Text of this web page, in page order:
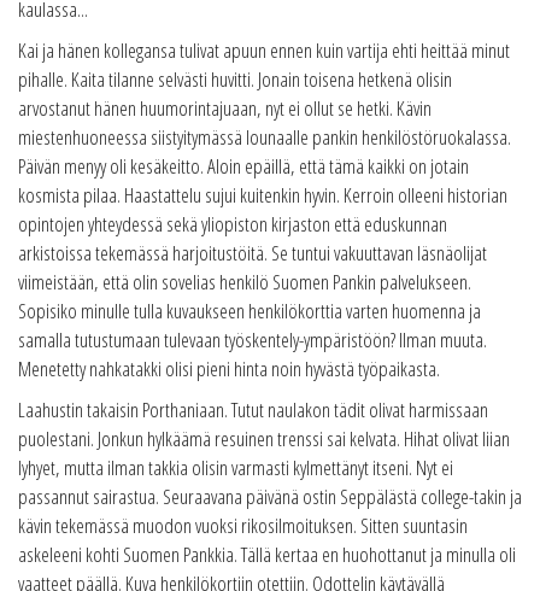
kaulassa...
Kai ja hänen kollegansa tulivat apuun ennen kuin vartija ehti heittää minut
pihalle. Kaita tilanne selvästi huvitti. Jonain toisena hetkenä olisin
arvostanut hänen huumorintajuaan, nyt ei ollut se hetki. Kävin
miestenhuoneessa siistyitymässä lounaalle pankin henkilöstöruokalassa.
Päivän menyy oli kesäkeitto. Aloin epäillä, että tämä kaikki on jotain
kosmista pilaa. Haastattelu sujui kuitenkin hyvin. Kerroin olleeni historian
opintojen yhteydessä sekä yliopiston kirjaston että eduskunnan
arkistoissa tekemässä harjoitustöitä. Se tuntui vakuuttavan läsnäolijat
viimeistään, että olin sovelias henkilö Suomen Pankin palvelukseen.
Sopisiko minulle tulla kuvaukseen henkilökorttia varten huomenna ja
samalla tutustumaan tulevaan työskentely-ympäristöön? Ilman muuta.
Menetetty nahkatakki olisi pieni hinta noin hyvästä työpaikasta.
Laahustin takaisin Porthaniaan. Tutut naulakon tädit olivat harmissaan
puolestani. Jonkun hylkäämä resuinen trenssi sai kelvata. Hihat olivat liian
lyhyet, mutta ilman takkia olisin varmasti kylmettänyt itseni. Nyt ei
passannut sairastua. Seuraavana päivänä ostin Seppälästä college-takin ja
kävin tekemässä muodon vuoksi rikosilmoituksen. Sitten suuntasin
askeleeni kohti Suomen Pankkia. Tällä kertaa en huohottanut ja minulla oli
vaatteet päällä. Kuva henkilökortiin otettiin. Odottelin käytävällä